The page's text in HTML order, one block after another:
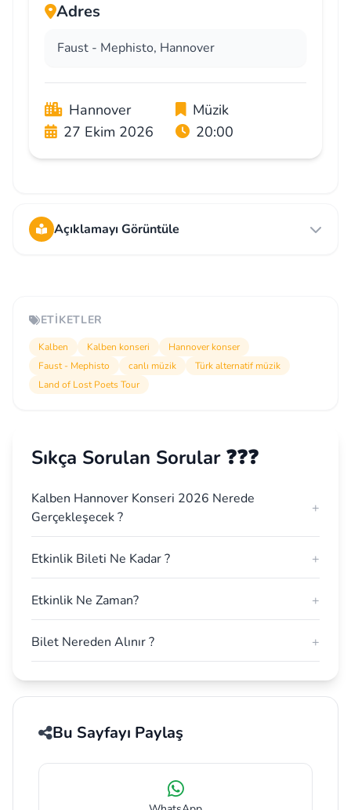
Adres
Faust - Mephisto, Hannover
Hannover
Müzik
27 Ekim 2026
20:00
Açıklamayı Görüntüle
ETIKETLER
Kalben Kalben konseri
Hannover konser
Faust - Mephisto
canlı müzik
Türk alternatif müzik
Land of Lost Poets Tour
Sıkça Sorulan Sorular ❓❓❓
Kalben Hannover Konseri 2026 Nerede
Gerçekleşecek ?
+
Etkinlik Bileti Ne Kadar ? +
Etkinlik Ne Zaman? +
Bilet Nereden Alınır ? +
Bu Sayfayı Paylaş